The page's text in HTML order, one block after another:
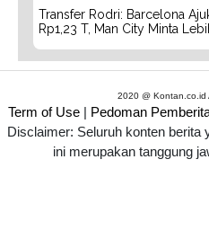
Transfer Rodri: Barcelona
Rp1,23 T, Man City Minta
2020 @ Kontan.co.id
Term of Use | Pedoman
Disclaimer: Seluruh konten berita
ini merupakan tanggung